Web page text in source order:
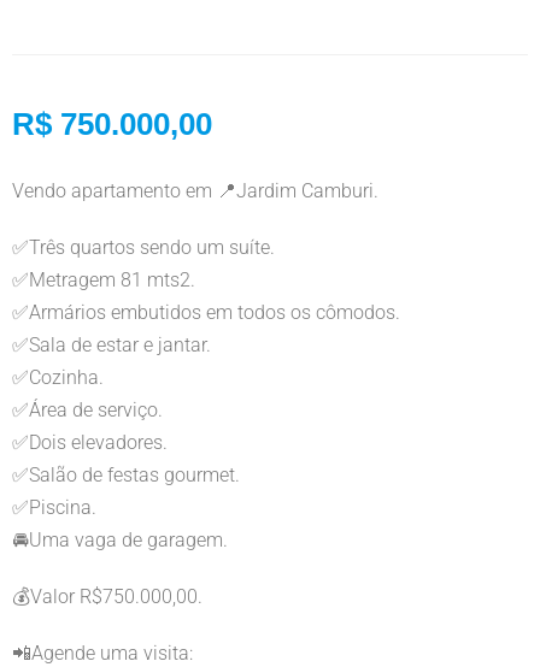
R$ 750.000,00
Vendo apartamento em 📍Jardim Camburi.
✅Três quartos sendo um suíte.
✅Metragem 81 mts2.
✅Armários embutidos em todos os cômodos.
✅Sala de estar e jantar.
✅Cozinha.
✅Área de serviço.
✅Dois elevadores.
✅Salão de festas gourmet.
✅Piscina.
🚘Uma vaga de garagem.
💰Valor R$750.000,00.
📲Agende uma visita: